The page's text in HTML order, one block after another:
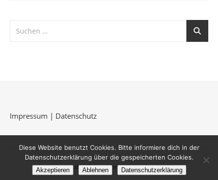
Impressum | Datenschutz
Ashe Theme vonWP Royal.
Diese Website benutzt Cookies. Bitte informiere dich in der
Datenschutzerklärung über die gespeicherten Cookies.
Akzeptieren Ablehnen Datenschutzerklärung